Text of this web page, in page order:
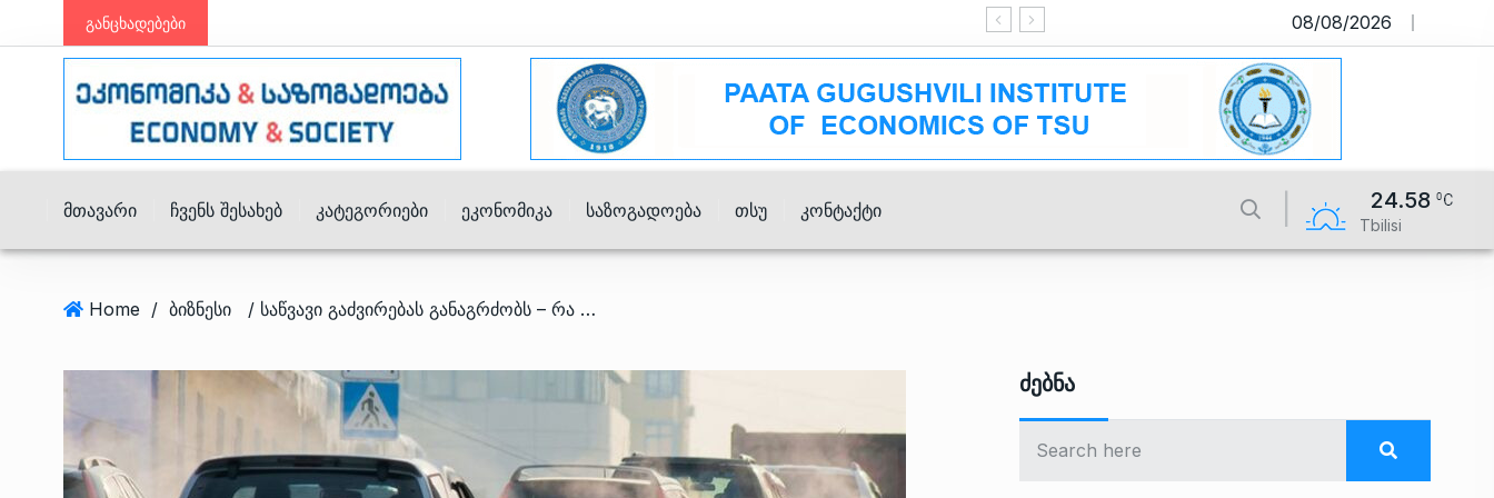
განცხადებები საიტი მუშაობს სატესტო რეჟიმში
08/08/2026
Მთავარი Ჩვენს Შესახებ Კატეგორიები Ეკონომიკა Საზოგადოება Თსუ Კონტაქტი 24.58
Tbilisi
Home / ბიზნესი / საწვავი გაძვირებას განაგრძობს – რა ღირს საწვავი სხვადასხვა ქსელში?
Ძებნა